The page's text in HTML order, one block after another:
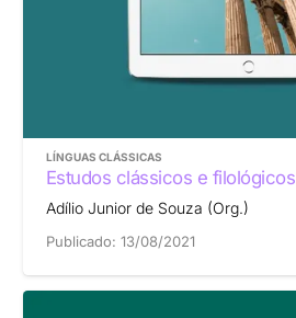
LÍNGUAS CLÁSSICAS
Estudos clássicos e filológicos
Adílio Junior de Souza (Org.)
Publicado: 13/08/2021